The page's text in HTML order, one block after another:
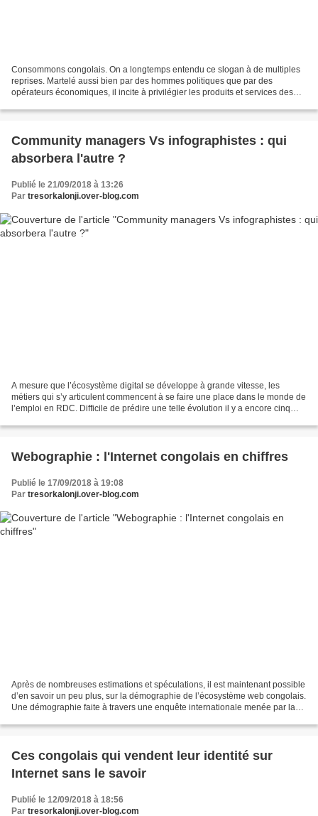
Consommons congolais. On a longtemps entendu ce slogan à de multiples
reprises. Martelé aussi bien par des hommes politiques que par des
opérateurs économiques, il incite à privilégier les produits et services des
Community managers Vs infographistes : qui
absorbera l'autre ?
Publié le 21/09/2018 à 13:26
Par tresorkalonji.over-blog.com
A mesure que l’écosystème digital se développe à grande vitesse, les
métiers qui s’y articulent commencent à se faire une place dans le monde de
l’emploi en RDC. Difficile de prédire une telle évolution il y a encore cinq
Webographie : l'Internet congolais en chiffres
Publié le 17/09/2018 à 19:08
Par tresorkalonji.over-blog.com
Après de nombreuses estimations et spéculations, il est maintenant possible
d’en savoir un peu plus, sur la démographie de l’écosystème web congolais.
Une démographie faite à travers une enquête internationale menée par la
Ces congolais qui vendent leur identité sur
Internet sans le savoir
Publié le 12/09/2018 à 18:56
Par tresorkalonji.over-blog.com